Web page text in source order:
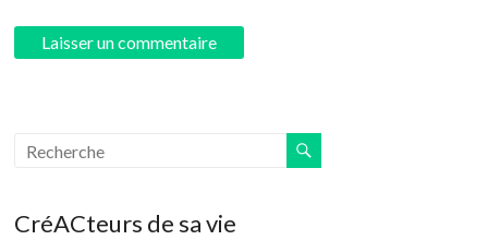
CréACteurs de sa vie